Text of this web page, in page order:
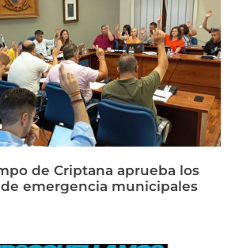
de Criptana aprueba los
emergencia municipales